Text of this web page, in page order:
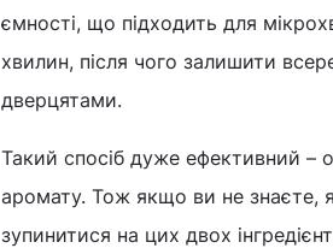
ємності, що підходить для
хвилин, після чого залишити
дверцятами.
Такий спосіб дуже ефективний –
аромату. Тож якщо ви не знаєте,
зупинитися на цих двох